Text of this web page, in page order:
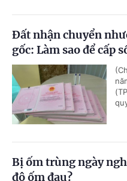
Đất nhận chuyển
gốc: Làm sao để cấp
Bị ốm trùng ngày
độ ốm đau?